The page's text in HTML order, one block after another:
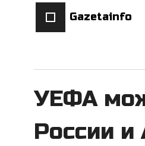
Gazetainfo
УЕФА
России и